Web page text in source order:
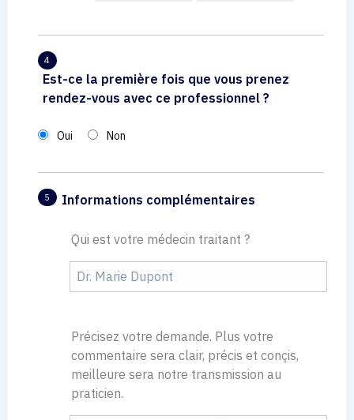
4
Est-ce la première fois que vous prenez
rendez-vous avec ce professionnel ?
Oui Non
5 Informations complémentaires
Qui est votre médecin traitant ?
Précisez votre demande. Plus votre
commentaire sera clair, précis et conçis,
meilleure sera notre transmission au
praticien.